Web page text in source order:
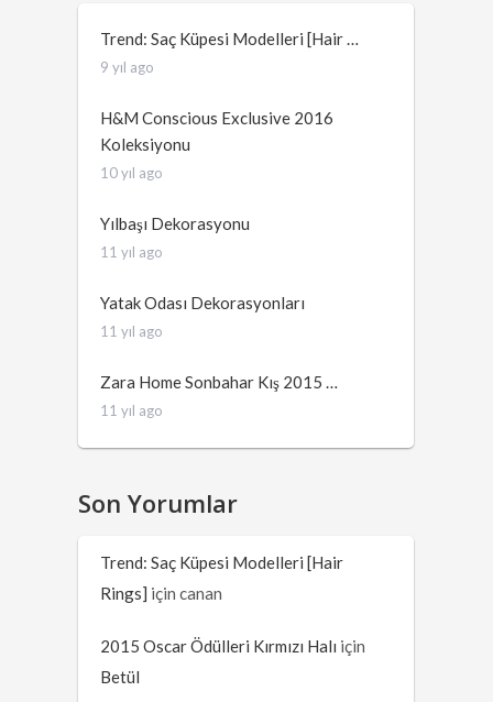
Trend: Saç Küpesi Modelleri [Hair …
9 yıl ago
H&M Conscious Exclusive 2016
Koleksiyonu
10 yıl ago
Yılbaşı Dekorasyonu
11 yıl ago
Yatak Odası Dekorasyonları
11 yıl ago
Zara Home Sonbahar Kış 2015 …
11 yıl ago
Son Yorumlar
Trend: Saç Küpesi Modelleri [Hair
Rings] içincanan
2015 Oscar Ödülleri Kırmızı Halı için
Betül